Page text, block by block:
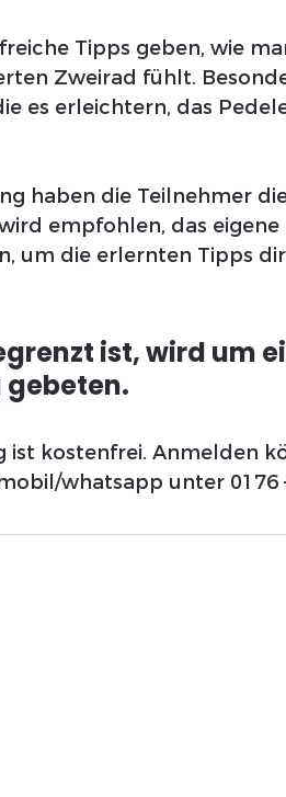
Tipps geben, wie
Zweirad fühlt.
es erleichtern, das
haben die Teilnehmer
empfohlen, das
um die erlernten Tipps
ist, wird um
kostenfrei. Anmelden
whatsapp unter 0176